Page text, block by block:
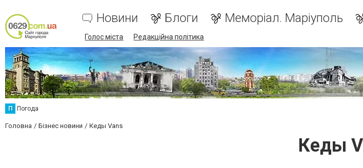
Новини Блоги Меморіал. Маріуполь
Голос міста Редакційна політика
П Погода
Головна Бізнес новини Кеды Vans
Кеды